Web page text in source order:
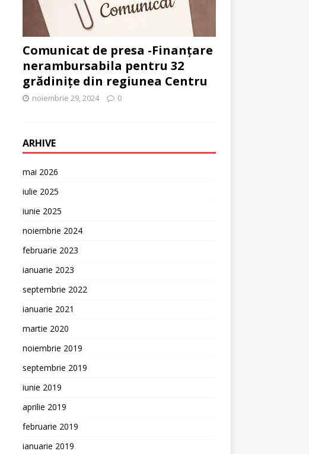
Comunicat de presa -Finanțare
nerambursabila pentru 32
grădinițe din regiunea Centru
noiembrie 29, 2024 0
ARHIVE
mai 2026
iulie 2025
iunie 2025
noiembrie 2024
februarie 2023
ianuarie 2023
septembrie 2022
ianuarie 2021
martie 2020
noiembrie 2019
septembrie 2019
iunie 2019
aprilie 2019
februarie 2019
ianuarie 2019